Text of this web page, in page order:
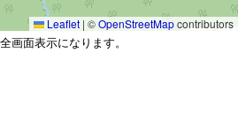
Leaflet | ©OpenStreetMapcontributors
画面表示になります。